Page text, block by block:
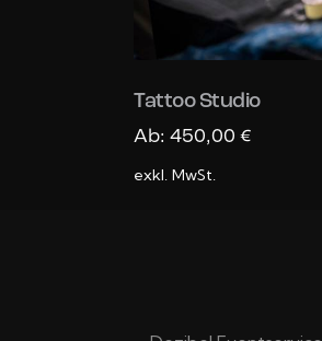
Tattoo Studio
Ab: 450,00 €
exkl. MwSt.